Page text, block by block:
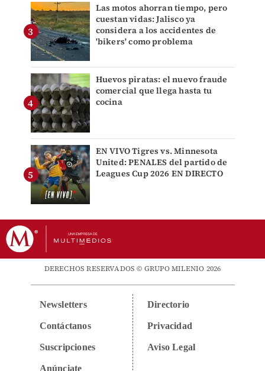
Las motos ahorran tiempo, pero
cuestan vidas: Jalisco ya
considera a los accidentes de
'bikers' como problema
Huevos piratas: el nuevo fraude
comercial que llega hasta tu
cocina
EN VIVO Tigres vs. Minnesota
United: PENALES del partido de
Leagues Cup 2026 EN DIRECTO
DERECHOS RESERVADOS © GRUPO MILENIO 2026
Newsletters
Contáctanos
Suscripciones
Anúnciate
Directorio
Privacidad
Aviso Legal